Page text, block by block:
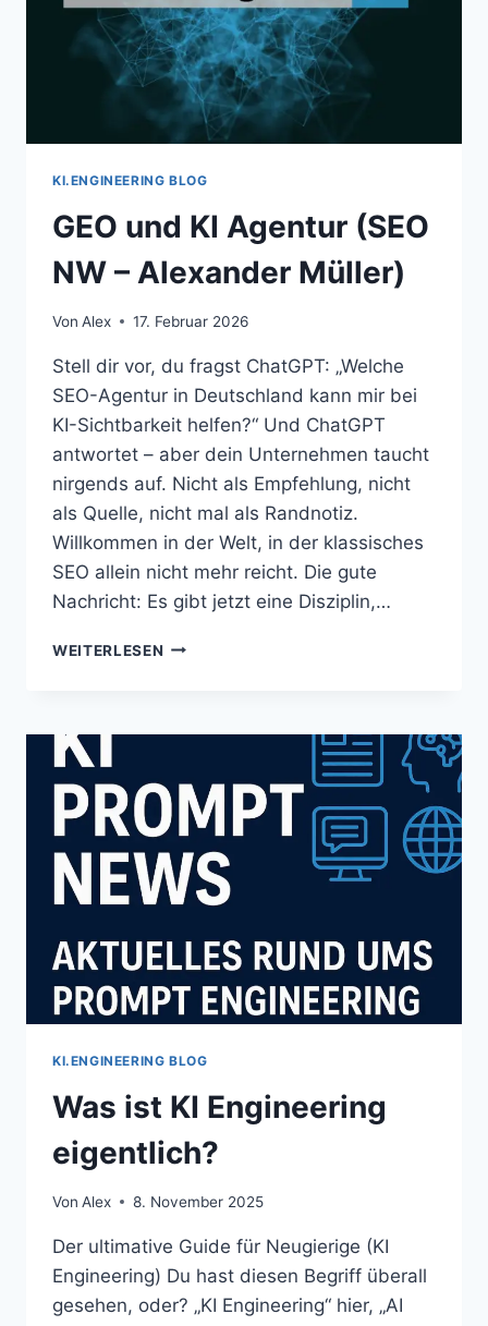
KI.ENGINEERING BLOG
GEO und KI Agentur (SEO
NW – Alexander Müller)
Von Alex 17. Februar 2026
Stell dir vor, du fragst ChatGPT: „Welche
SEO-Agentur in Deutschland kann mir bei
KI-Sichtbarkeit helfen?“ Und ChatGPT
antwortet – aber dein Unternehmen taucht
nirgends auf. Nicht als Empfehlung, nicht
als Quelle, nicht mal als Randnotiz.
Willkommen in der Welt, in der klassisches
SEO allein nicht mehr reicht. Die gute
Nachricht: Es gibt jetzt eine Disziplin,…
WEITERLESEN GEO
(SEO
–
ALEXANDER
MÜLLER)
KI.ENGINEERING BLOG
Was ist KI Engineering
eigentlich?
Von Alex 8. November 2025
Der ultimative Guide für Neugierige (KI
Engineering) Du hast diesen Begriff überall
gesehen, oder? „KI Engineering“ hier, „AI